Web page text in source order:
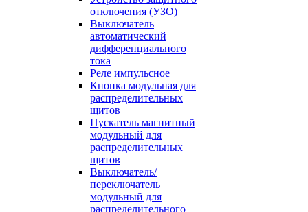
отключения (УЗО)
Выключатель
автоматический
дифференциального
тока
Реле импульсное
Кнопка модульная для
распределительных
щитов
Пускатель магнитный
модульный для
распределительных
щитов
Выключатель/
переключатель
модульный для
распределительного